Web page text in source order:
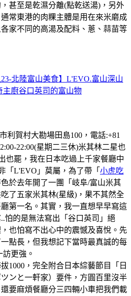
甚至是乾濕分離(點乾送湯)，另外
常東港的肉粿主體是用在來米磨成
家不同的高湯及配料、蔥、蒜苗等
北陸富山美食】L'EVO.富山深山
主廚谷口英司的富山物
利賀村大勘場田島100，電話:+81
22:00(星期二三休)米其林二星也
也罷，我在日本吃過上千家餐廳中
「L'EVO」莫屬，為了帶「 小虎吃
於去年開了一團「岐阜/富山米其
了五家米其林(星級)，果不其然全
第一名。其實，我一直想早早寫這
怕的是無法寫出「谷口英司」絕
也怕寫不出心中的震憾及喜悅。先
點長，但我想記下當時最真誠的每
更強。
1000，完全附合日本綜藝節目「日
ンと一軒家）要件，方圓百里沒半
要麻煩餐廳分三四輛小車把我們載